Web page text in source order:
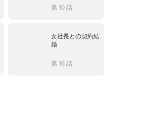
第 10 話
女社長との契約結
婚
第 16 話